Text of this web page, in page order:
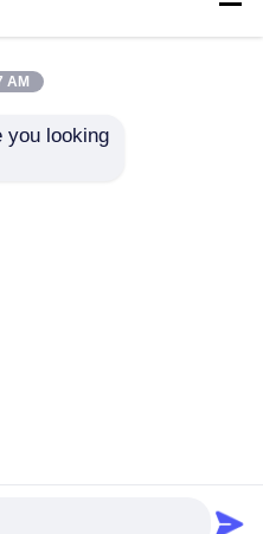
Oligosaccharide Fos
95 en polvo
ANHUI ELITE
AM
you looking